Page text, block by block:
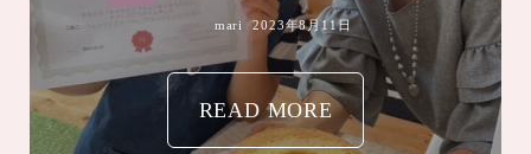
mari 2023年8月11日
READ MORE